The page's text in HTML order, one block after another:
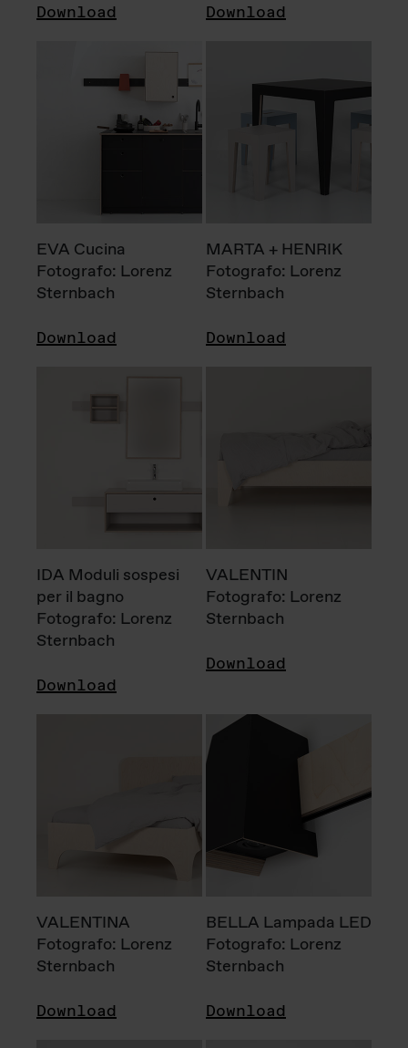
Download Download
EVA Cucina
Fotografo: Lorenz
Sternbach
Download
MARTA + HENRIK
Fotografo: Lorenz
Sternbach
Download
IDA Moduli sospesi
per il bagno
Fotografo: Lorenz
Sternbach
Download
VALENTIN
Fotografo: Lorenz
Sternbach
Download
VALENTINA
Fotografo: Lorenz
Sternbach
Download
BELLA Lampada LED
Fotografo: Lorenz
Sternbach
Download